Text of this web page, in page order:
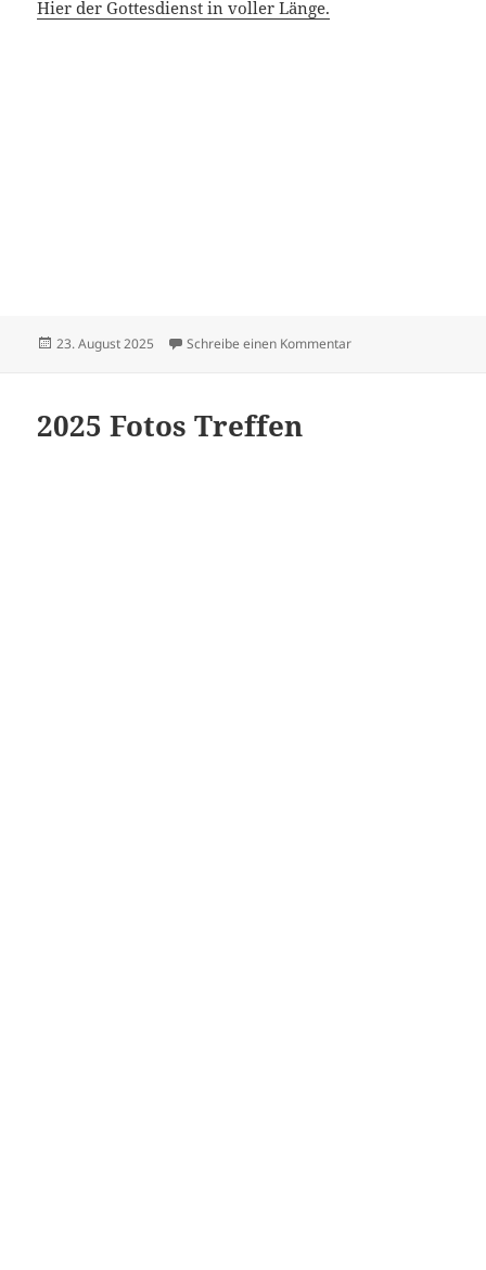
Hier der Gottesdienst in voller Länge.
Veröffentlicht
23. August 2025 Schreibe einen Kommentarzu Sängerfest in
2025 Fotos Treffen